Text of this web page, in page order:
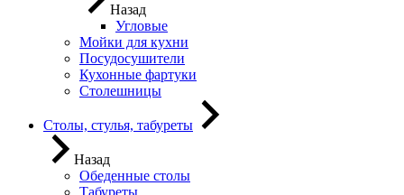
Назад
Угловые
Мойки для кухни
Посудосушители
Кухонные фартуки
Столешницы
Столы, стулья, табуреты
Назад
Обеденные столы
Табуреты